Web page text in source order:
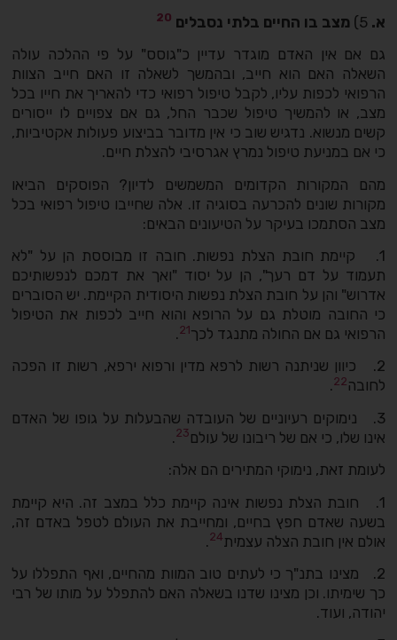
א. 5) מצב בו החיים בלתי נסבלים 20
גם אם אין האדם מוגדר עדיין כ"גוסס" על פי ההלכה עולה
השאלה האם הוא חייב, ובהמשך לשאלה זו האם חייב הצוות
הרפואי לכפות עליו, לקבל טיפול רפואי כדי להאריך את חייו בכל
מצב, או להמשיך טיפול שכבר החל, גם אם צפויים לו ייסורים
קשים מנשוא. נדגיש שוב כי אין מדובר בביצוע פעולות אקטיביות,
כי אם במניעת טיפול נמרץ אגרסיבי להצלת חיים.
מהם המקורות הקדומים המשמשים לדיון? הפוסקים הביאו
מקורות שונים להכרעה בסוגיה זו. אלה שחייבו טיפול רפואי בכל
מצב הסתמכו בעיקר על הטיעונים הבאים:
1. קיימת חובת הצלת נפשות. חובה זו מבוססת הן על "לא
תעמוד על דם רעך", הן על יסוד "ואך את דמכם לנפשותיכם
אדרוש" והן על חובת הצלת נפשות היסודית הקיימת. יש הסוברים
כי החובה מוטלת גם על הרופא והוא חייב לכפות את הטיפול
הרפואי גם אם החולה מתנגד לכך21
.
2. כיוון שניתנה רשות לרפא מדין ורפוא ירפא, רשות זו הפכה
לחובה 22
.
3. נימוקים רעיוניים של העובדה שהבעלות על גופו של האדם
אינו שלו, כי אם של ריבונו של עולם 23
.
לעומת זאת, נימוקי המתירים הם אלה:
1. חובת הצלת נפשות אינה קיימת כלל במצב זה. היא קיימת
בשעה שאדם חפץ בחיים, ומחייבת את העולם לטפל באדם זה,
אולם אין חובת הצלה עצמית 24
.
2. מצינו בתנ"ך כי לעתים טוב המוות מהחיים, ואף התפללו על
כך שימיתו. וכן מצינו שדנו בשאלה האם להתפלל על מותו של רבי
יהודה, ועוד.